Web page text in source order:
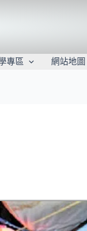
專區 網站地圖